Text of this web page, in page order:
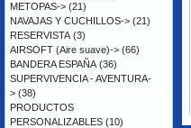
METOPAS-> (21)
NAVAJAS Y CUCHILLOS-> (21)
RESERVISTA (3)
AIRSOFT (Aire suave)-> (66)
BANDERA ESPAÑA (36)
SUPERVIVENCIA - AVENTURA-
> (38)
PRODUCTOS
PERSONALIZABLES (10)